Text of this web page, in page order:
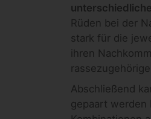
Rüden bei der
stark für die
ihren
Abschließend
gepaart werden